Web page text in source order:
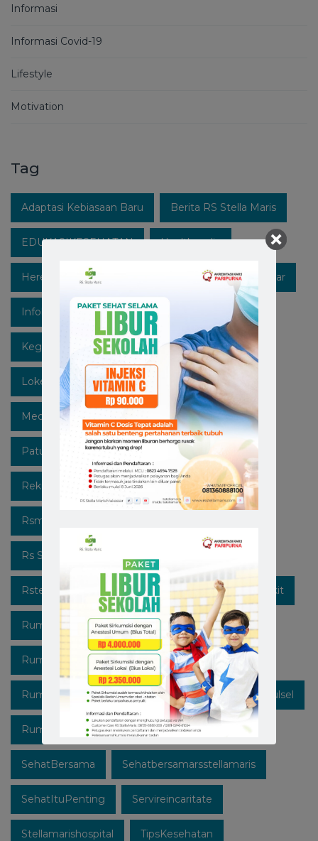
Informasi
Informasi Covid-19
Lifestyle
Motivation
Tag
Adaptasi Kebiasaan Baru Berita RS Stella Maris
EDUKASIKESEHATAN Healthpedia
Hereforyou Hospitalinmakassar
Infokesehatan Informasi Instagram
Kegiatan Lawan Covid-19 Likeforfollow
Lokermakassar Makassar Mediaedukasi
Medicalcheckup Open Recruitment
Patuhi Protokol Promo Recruitment
Rekrutmen Karyawan Baru Rsmakassar
Rsmakassarramah
Rs Stella Maris
Rsterbaik Rsterbaikdimakassar Rumahsakit
Rumahsakitkatolik Rumahsakitmakassar
Rumahsakitstellamaris
Rumahsakitstellamarismakassar Rumahsakitsulsel
Rumahsakitterbaik SehatBarengStellaMaris
SehatBersama Sehatbersamarsstellamaris
SehatItuPenting Servireincaritate
Stellamarishospital TipsKesehatan